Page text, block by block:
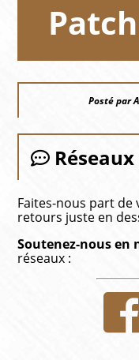
Posté par
Réseaux
Faites-nous part de
retours juste en
Soutenez-nous en
réseaux :